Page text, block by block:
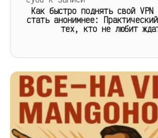
Как быстро поднять свой VPN
стать анонимнее:
тех, кто не любит